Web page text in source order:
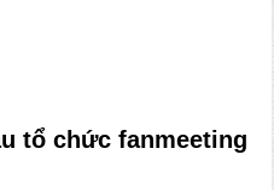
tổ chức fanmeeting